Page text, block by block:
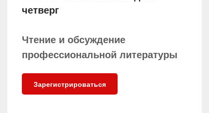
четверг
Чтение и обсуждение
профессиональной литературы
Зарегистрироваться